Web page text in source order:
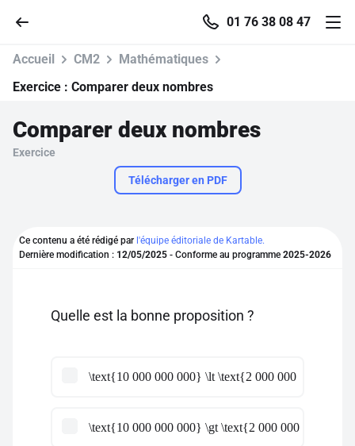
01 76 38 08 47
Accueil
Se connecter
S'inscrire gratuitement
Accueil CM2
Mathématiques
Exercice : Comparer deux nombres
Comparer deux nombres
Exercice
Télécharger en PDF
Ce contenu a été rédigé par l'équipe éditoriale de Kartable.
Dernière modification : 12/05/2025 - Conforme au programme 2025-2026
Quelle est la bonne proposition ?
\text{10 000 000 000} \lt \text{2 000 000 000}
\text{10 000 000 000} \gt \text{2 000 000 000}